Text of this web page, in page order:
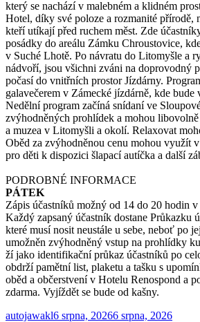
který se nachází v malebném a klidném
Hotel, díky své poloze a rozmanité přírodě,
kteří utíkají před ruchem měst. Zde
posádky do areálu Zámku Chroustovice,
v Suché Lhotě. Po návratu do Litomyšle a
nádvoří, jsou všichni zváni na doprovodný
počasí do vnitřních prostor Jízdárny.
galavečerem v Zámecké jízdárně, kde
Nedělní program začíná snídaní ve
zvýhodněných prohlídek a mohou
a muzea v Litomyšli a okolí. Relaxovat
Oběd za zvýhodněnou cenu mohou využít
pro děti k dispozici šlapací autíčka a další
PODROBNÉ INFORMACE
PÁTEK
Zápis účastníků možný od 14 do 20 hodin
Každý zapsaný účastník dostane Průkazku
které musí nosit neustále u sebe, neboť po
umožněn zvýhodněný vstup na prohlídky
ží jako identifikační průkaz účastníků po
obdrží pamětní list, plaketu a tašku s
oběd a občerstvení v Hotelu Renospond a
zdarma. Vyjíždět se bude od kašny.
Autor:
autojawaklPublikováno:
6 srpna, 20266 srpna, 2026